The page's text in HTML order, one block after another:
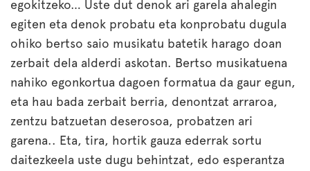
egokitzeko… Uste dut denok ari garela ahalegin
egiten eta denok probatu eta konprobatu dugula
ohiko bertso saio musikatu batetik harago doan
zerbait dela alderdi askotan. Bertso musikatuena
nahiko egonkortua dagoen formatua da gaur egun,
eta hau bada zerbait berria, denontzat arraroa,
zentzu batzuetan deserosoa, probatzen ari
garena.. Eta, tira, hortik gauza ederrak sortu
daitezkeela uste dugu behintzat, edo esperantza